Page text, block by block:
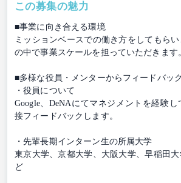
この募集の魅力
■事業に向き合える環境
ミッションベースでの働き⽅をしてもら
の中で事業スケールを担っていただきます
■多様な役員・メンターからフィードバッ
・役員について
Google、DeNAにてマネジメントを経験
接フィードバックします。
・先輩⻑期インターン⽣の所属大学
東京⼤学、京都⼤学、⼤阪⼤学、早稲⽥
ど